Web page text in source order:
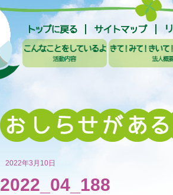
2022年3月10日
2022_04_188